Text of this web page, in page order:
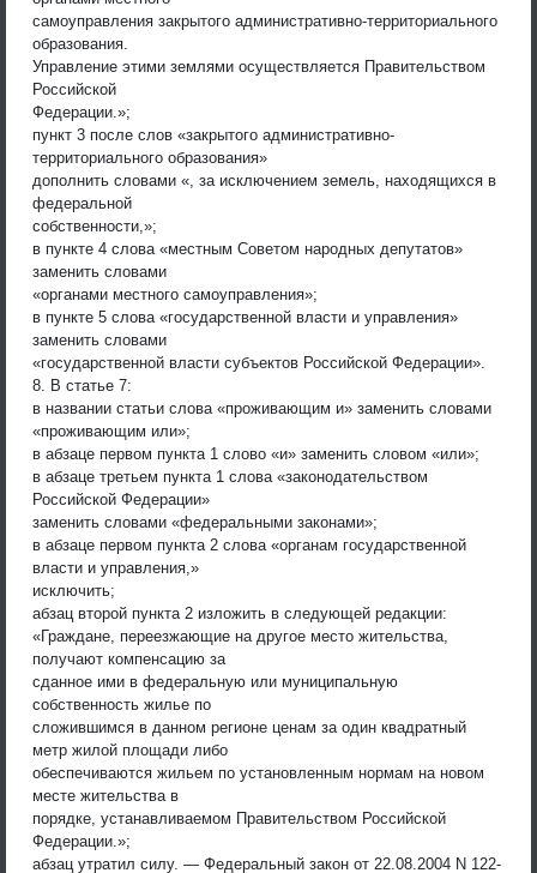
самоуправления закрытого административно-территориального
образования.
Управление этими землями осуществляется Правительством
Российской
Федерации.»;
пункт 3 после слов «закрытого административно-
территориального образования»
дополнить словами «, за исключением земель, находящихся в
федеральной
собственности,»;
в пункте 4 слова «местным Советом народных депутатов»
заменить словами
«органами местного самоуправления»;
в пункте 5 слова «государственной власти и управления»
заменить словами
«государственной власти субъектов Российской Федерации».
8. В статье 7:
в названии статьи слова «проживающим и» заменить словами
«проживающим или»;
в абзаце первом пункта 1 слово «и» заменить словом «или»;
в абзаце третьем пункта 1 слова «законодательством
Российской Федерации»
заменить словами «федеральными законами»;
в абзаце первом пункта 2 слова «органам государственной
власти и управления,»
исключить;
абзац второй пункта 2 изложить в следующей редакции:
«Граждане, переезжающие на другое место жительства,
получают компенсацию за
сданное ими в федеральную или муниципальную
собственность жилье по
сложившимся в данном регионе ценам за один квадратный
метр жилой площади либо
обеспечиваются жильем по установленным нормам на новом
месте жительства в
порядке, устанавливаемом Правительством Российской
Федерации.»;
абзац утратил силу. — Федеральный закон от 22.08.2004 N 122-